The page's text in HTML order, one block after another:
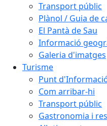
Transport públic
Plànol / Guia de
El Pantà de Sau
Informació
Galeria d'imatges
Turisme
Punt
Com arribar-hi
Transport públic
Gastronomia i